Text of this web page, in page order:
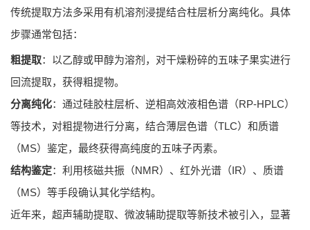
传统提取方法多采用有机溶剂浸提结合柱层析分离纯化。具体
步骤通常包括：
粗提取：以乙醇或甲醇为溶剂，对干燥粉碎的五味子果实进行
回流提取，获得粗提物。
分离纯化：通过硅胶柱层析、逆相高效液相色谱（RP-HPLC）
等技术，对粗提物进行分离，结合薄层色谱（TLC）和质谱
（MS）鉴定，最终获得高纯度的五味子丙素。
结构鉴定：利用核磁共振（NMR）、红外光谱（IR）、质谱
（MS）等手段确认其化学结构。
近年来，超声辅助提取、微波辅助提取等新技术被引入，显著